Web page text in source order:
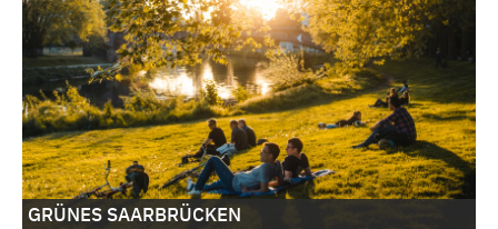
GRÜNES SAARBRÜCKEN